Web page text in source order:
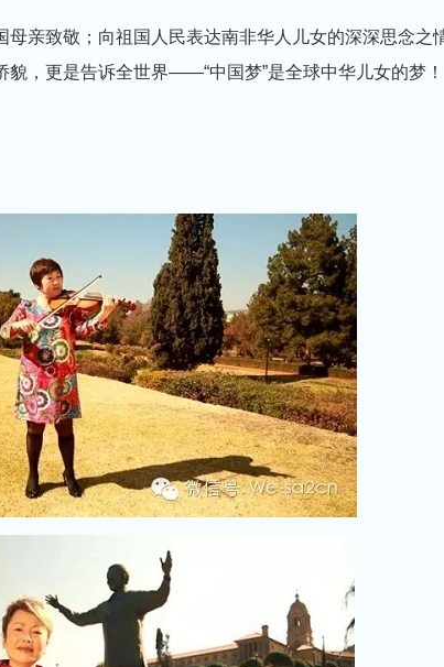
亲致敬；向祖国人民表达南非华人儿女的深深思念之
貌，更是告诉全世界——“中国梦”是全球中华儿女的